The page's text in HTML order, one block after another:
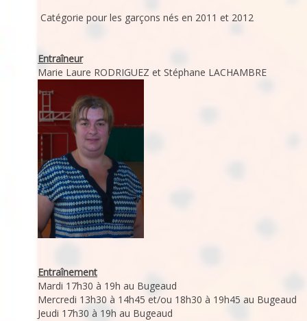
Catégorie pour les garçons nés en 2011 et 2012
Entraîneur
Marie Laure RODRIGUEZ et Stéphane LACHAMBRE
Entraînement
Mardi 17h30 à 19h au Bugeaud
Mercredi 13h30 à 14h45 et/ou 18h30 à 19h45 au Bugeaud
Jeudi 17h30 à 19h au Bugeaud